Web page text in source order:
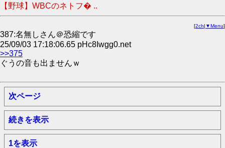
【野球】WBCのネトフ� ..
[2ch| ▼Menu]
387:名無しさん＠恐縮です
25/09/03 17:18:06.65 pHc8Iwgg0.net
>>375
ぐうの音も出ませんｗ
次ページ
続きを表示
1を表示